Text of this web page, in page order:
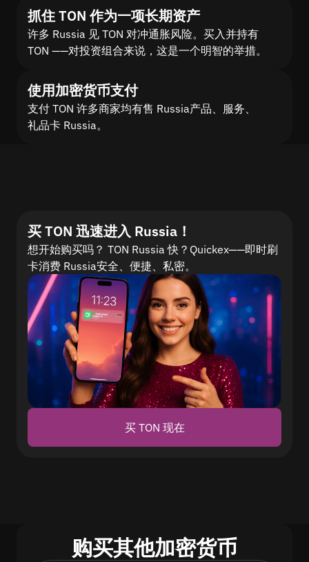
抓住 TON 作为一项长期资产
许多 Russia 见 TON 对冲通胀风险。买入并持有
TON ——对投资组合来说，这是一个明智的举措。
使用加密货币支付
支付 TON 许多商家均有售 Russia产品、服务、
礼品卡 Russia。
买 TON 迅速进入 Russia！
想开始购买吗？ TON Russia 快？Quickex——即时刷
卡消费 Russia安全、便捷、私密。
买 TON 现在
购买其他加密货币